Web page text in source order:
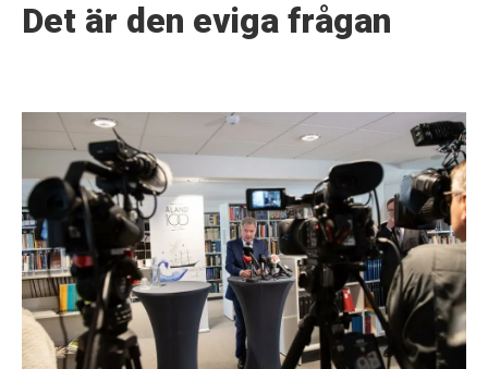
Det är den eviga frågan